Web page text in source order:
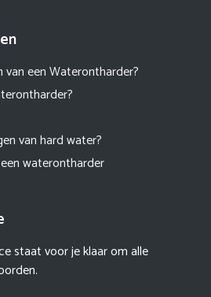
een Waterontharder?
van hard water?
waterontharder
staat voor je klaar om alle